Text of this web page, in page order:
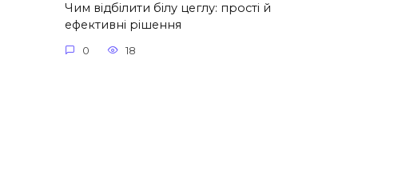
Чим відбілити білу цеглу: прості й
ефективні рішення
0 18